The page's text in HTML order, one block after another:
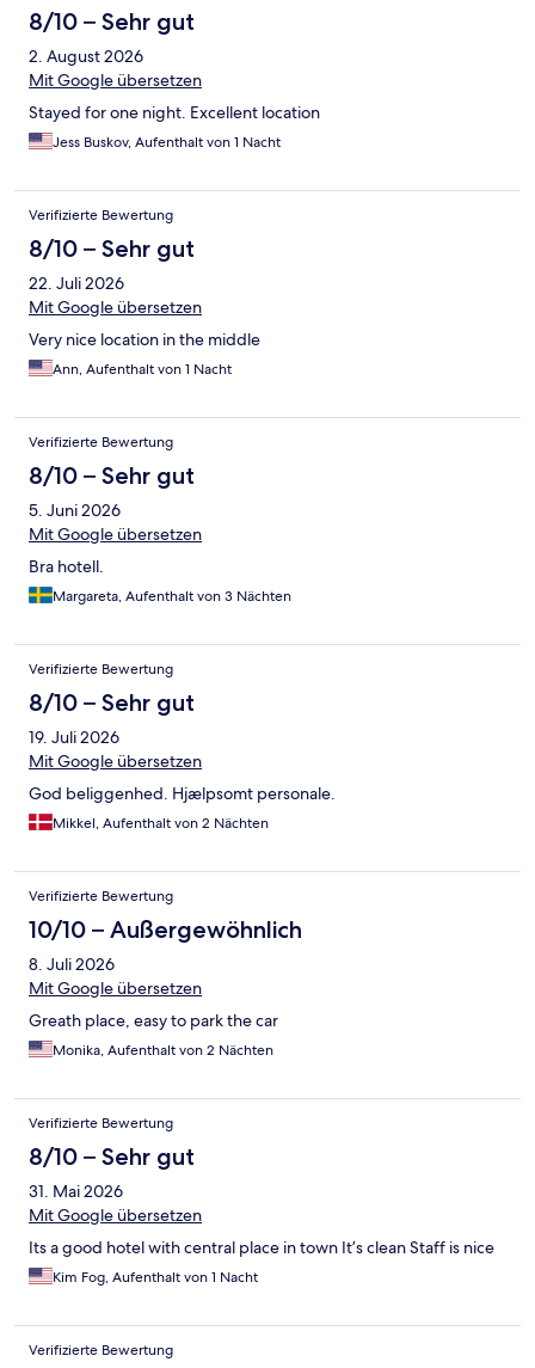
8/10 – Sehr gut
2. August 2026
Mit Google übersetzen
Stayed for one night. Excellent location
Jess Buskov, Aufenthalt von 1 Nacht
Verifizierte Bewertung
8/10 – Sehr gut
22. Juli 2026
Mit Google übersetzen
Very nice location in the middle
Ann, Aufenthalt von 1 Nacht
Verifizierte Bewertung
8/10 – Sehr gut
5. Juni 2026
Mit Google übersetzen
Bra hotell.
Margareta, Aufenthalt von 3 Nächten
Verifizierte Bewertung
8/10 – Sehr gut
19. Juli 2026
Mit Google übersetzen
God beliggenhed. Hjælpsomt personale.
Mikkel, Aufenthalt von 2 Nächten
Verifizierte Bewertung
10/10 – Außergewöhnlich
8. Juli 2026
Mit Google übersetzen
Greath place, easy to park the car
Monika, Aufenthalt von 2 Nächten
Verifizierte Bewertung
8/10 – Sehr gut
31. Mai 2026
Mit Google übersetzen
Its a good hotel with central place in town It’s clean Staff is nice
Kim Fog, Aufenthalt von 1 Nacht
Verifizierte Bewertung